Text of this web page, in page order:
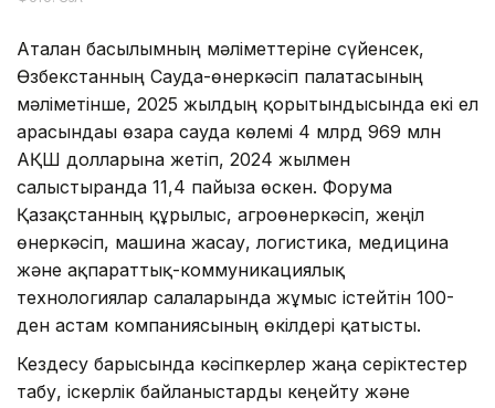
Аталған басылымның мәліметтеріне сүйенсек,
Өзбекстанның Сауда-өнеркәсіп палатасының
мәліметінше, 2025 жылдың қорытындысында екі ел
арасындағы өзара сауда көлемі 4 млрд 969 млн
АҚШ долларына жетіп, 2024 жылмен
салыстырғанда 11,4 пайызға өскен. Форумға
Қазақстанның құрылыс, агроөнеркәсіп, жеңіл
өнеркәсіп, машина жасау, логистика, медицина
және ақпараттық-коммуникациялық
технологиялар салаларында жұмыс істейтін 100-
ден астам компаниясының өкілдері қатысты.
Кездесу барысында кәсіпкерлер жаңа серіктестер
табу, іскерлік байланыстарды кеңейту және